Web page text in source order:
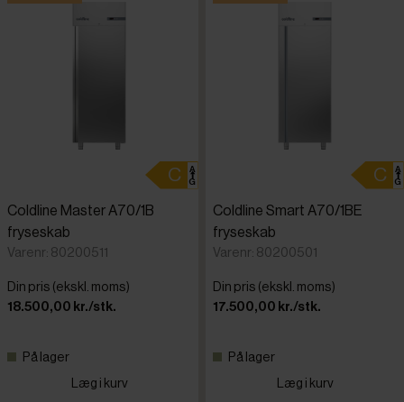
Coldline Master A70/1B
fryseskab
Varenr: 80200511
Din pris (ekskl. moms)
18.500,00 kr./stk.
På lager
Læg i kurv
Coldline Smart A70/1BE
fryseskab
Varenr: 80200501
Din pris (ekskl. moms)
17.500,00 kr./stk.
På lager
Læg i kurv